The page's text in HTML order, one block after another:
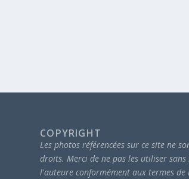
COPYRIGHT
Les photos référencées sur ce site ne
droits. Merci de ne pas les utiliser
l'auteure conformément aux termes de